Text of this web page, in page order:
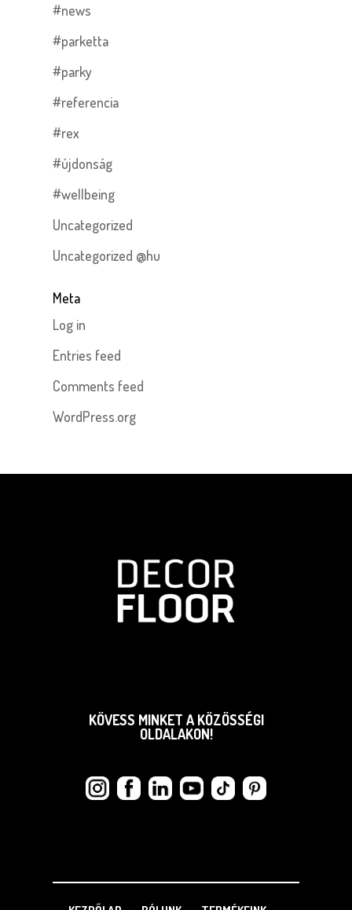
#news
#parketta
#parky
#referencia
#rex
#újdonság
#wellbeing
Uncategorized
Uncategorized @hu
Meta
Log in
Entries feed
Comments feed
WordPress.org
KÖVESS MINKET A KÖZÖSSÉGI
OLDALAKON!